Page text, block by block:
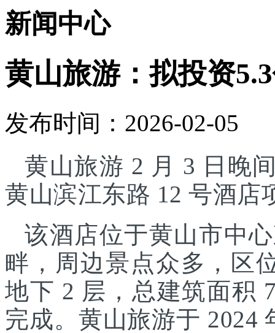
新闻中心
黄山旅游：拟投资
发布时间：2026-02-05
黄山旅游 2 月 3 日晚
黄山滨江东路 12 号酒店
该酒店位于黄山市中
畔，周边景点众多，区
地下 2 层，总建筑面积
完成。黄山旅游于 2024